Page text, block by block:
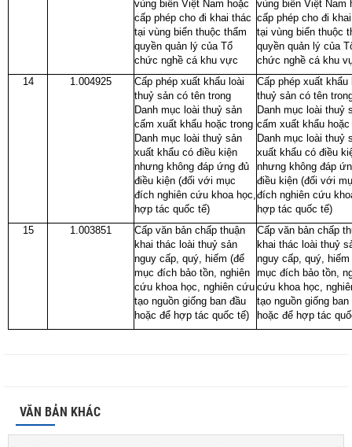
vùng biển Việt Nam hoặc
cấp phép cho đi khai thác
tại vùng biển thuộc thẩm
quyền quản lý của Tổ
chức nghề cá khu vực
vùng biển Việt Nam
cấp phép cho đi
tại vùng biển thuộc
quyền quản lý của
chức nghề cá khu
14
1.004925
Cấp phép xuất khẩu loài
thuỷ sản có tên trong
Danh mục loài thuỷ sản
cấm xuất khẩu hoặc trong
Danh mục loài thuỷ sản
xuất khẩu có điều kiện
nhưng không đáp ứng đủ
điều kiện (đối với mục
đích nghiên cứu khoa học,
hợp tác quốc tế)
Cấp phép xuất khẩu
thuỷ sản có tên
Danh mục loài thuỷ
cấm xuất khẩu hoặc
Danh mục loài thuỷ
xuất khẩu có điều
nhưng không đáp
điều kiện (đối với
đích nghiên cứu
hợp tác quốc tế)
15
1.003851
Cấp văn bản chấp thuận
khai thác loài thuỷ sản
nguy cấp, quý, hiếm (để
mục đích bảo tồn, nghiên
cứu khoa học, nghiên cứu
tạo nguồn giống ban đầu
hoặc để hợp tác quốc tế)
Cấp văn bản chấp
khai thác loài thuỷ
nguy cấp, quý, hiếm
mục đích bảo tồn,
cứu khoa học,
tạo nguồn giống ban
hoặc để hợp tác
VĂN BẢN KHÁC